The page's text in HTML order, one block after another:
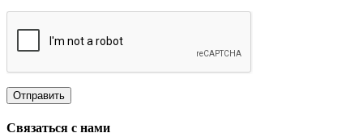
Связаться с нами